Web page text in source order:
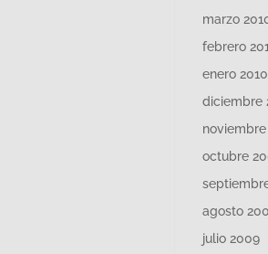
marzo
febrero
enero 2010
diciembre
octubre
agosto
julio 2009